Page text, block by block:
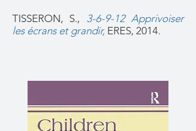
TISSERON, S., 3-6-9-12 Apprivoiser
les écrans et grandir, ERES, 2014.